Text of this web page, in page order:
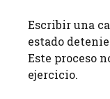
Escribir una
estado
Este proceso
ejercicio.